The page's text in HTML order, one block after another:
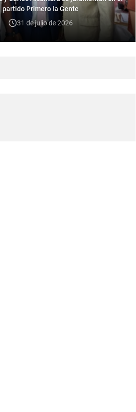
partido Primero la Gente
31 de julio de 2026